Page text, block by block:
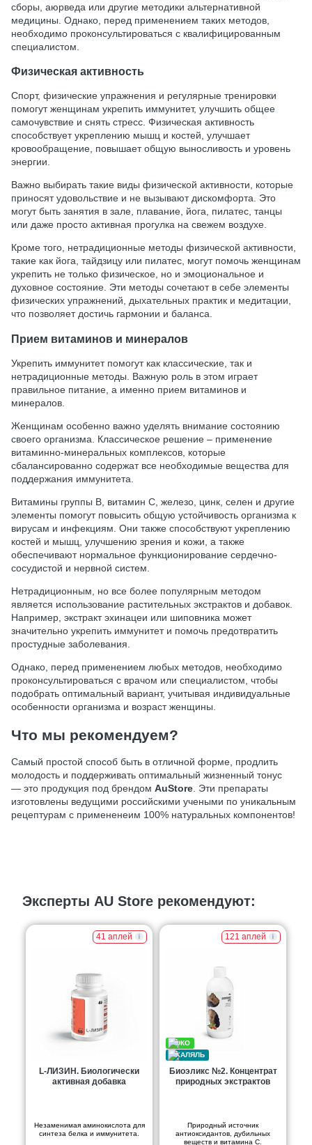
сборы, аюрведа или другие методики альтернативной
медицины. Однако, перед применением таких методов,
необходимо проконсультироваться с квалифицированным
специалистом.
Физическая активность
Спорт, физические упражнения и регулярные тренировки
помогут женщинам укрепить иммунитет, улучшить общее
самочувствие и снять стресс. Физическая активность
способствует укреплению мышц и костей, улучшает
кровообращение, повышает общую выносливость и уровень
энергии.
Важно выбирать такие виды физической активности, которые
приносят удовольствие и не вызывают дискомфорта. Это
могут быть занятия в зале, плавание, йога, пилатес, танцы
или даже просто активная прогулка на свежем воздухе.
Кроме того, нетрадиционные методы физической активности,
такие как йога, тайдзицу или пилатес, могут помочь женщинам
укрепить не только физическое, но и эмоциональное и
духовное состояние. Эти методы сочетают в себе элементы
физических упражнений, дыхательных практик и медитации,
что позволяет достичь гармонии и баланса.
Прием витаминов и минералов
Укрепить иммунитет помогут как классические, так и
нетрадиционные методы. Важную роль в этом играет
правильное питание, а именно прием витаминов и
минералов.
Женщинам особенно важно уделять внимание состоянию
своего организма. Классическое решение – применение
витаминно-минеральных комплексов, которые
сбалансированно содержат все необходимые вещества для
поддержания иммунитета.
Витамины группы B, витамин C, железо, цинк, селен и другие
элементы помогут повысить общую устойчивость организма к
вирусам и инфекциям. Они также способствуют укреплению
костей и мышц, улучшению зрения и кожи, а также
обеспечивают нормальное функционирование сердечно-
сосудистой и нервной систем.
Нетрадиционным, но все более популярным методом
является использование растительных экстрактов и добавок.
Например, экстракт эхинацеи или шиповника может
значительно укрепить иммунитет и помочь предотвратить
простудные заболевания.
Однако, перед применением любых методов, необходимо
проконсультироваться с врачом или специалистом, чтобы
подобрать оптимальный вариант, учитывая индивидуальные
особенности организма и возраст женщины.
Что мы рекомендуем?
Самый простой способ быть в отличной форме, продлить
молодость и поддерживать оптимальный жизненный тонус
— это продукция под брендом AuStore . Эти препараты
изготовлены ведущими российскими учеными по уникальным
рецептурам с примененеим 100% натуральных компонентов!
Эксперты AU Store рекомендуют:
41 аплей
L-ЛИЗИН. Биологически
активная добавка
Незаменимая аминокислота для
синтеза белка и иммунитета.
121 аплей
Биоэликс №2. Концентрат
природных экстрактов
Природный источник
антиоксидантов, дубильных
веществ и витамина С.